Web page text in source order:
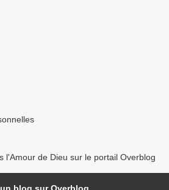
l'Amour de Dieu sur le portail Overblog